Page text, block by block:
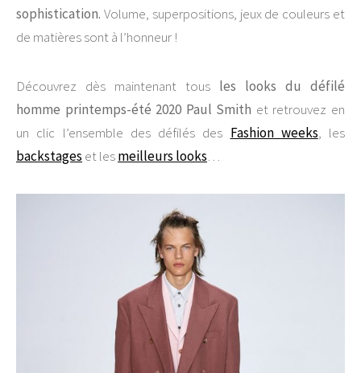
sophistication. Volume, superpositions, jeux de couleurs et
de matières sont à l’honneur !
Découvrez dès maintenant tous les looks du défilé
homme printemps-été 2020 Paul Smith et retrouvez en
un clic l’ensemble des défilés des Fashion weeks, les
backstages et lesmeilleurs looks…